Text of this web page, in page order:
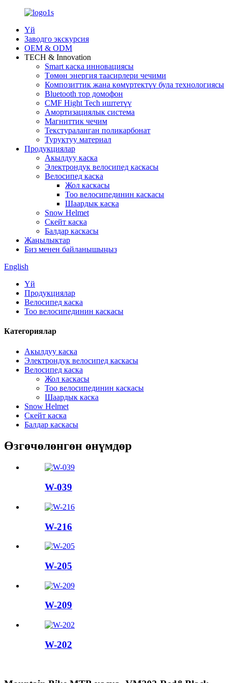
Үй
Заводго экскурсия
OEM & ODM
TECH & Innovation
Smart каска инновациясы
Төмөн энергия таасирлери чечими
Композиттик жана көмүртектүү була технологиясы
Bluetooth тор домофон
CMF Hight Tech иштетүү
Амортизациялык система
Магниттик чечим
Текстураланган поликарбонат
Туруктуу материал
Продукциялар
Акылдуу каска
Электрондук велосипед каскасы
Велосипед каска
Жол каскасы
Тоо велосипединин каскасы
Шаардык каска
Snow Helmet
Скейт каска
Балдар каскасы
Жаңылыктар
Биз менен байланышыңыз
English
Үй
Продукциялар
Велосипед каска
Тоо велосипединин каскасы
Категориялар
Акылдуу каска
Электрондук велосипед каскасы
Велосипед каска
Жол каскасы
Тоо велосипединин каскасы
Шаардык каска
Snow Helmet
Скейт каска
Балдар каскасы
Өзгөчөлөнгөн өнүмдөр
W-039
W-216
W-205
W-209
W-202